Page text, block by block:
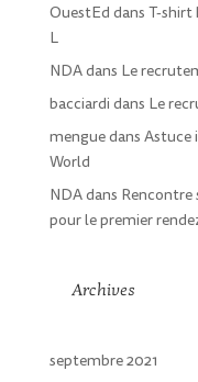
OuestEd dans T-shirt
L
NDAdans Le
bacciardi dans Le
menguedans Astuce
World
NDAdans Rencontre
pour le premier
Archives
septembre 2021